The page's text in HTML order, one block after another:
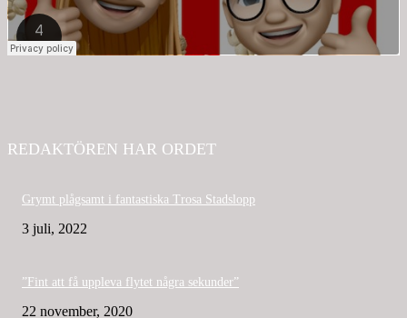
REDAKTÖREN HAR ORDET
Grymt plågsamt i fantastiska Trosa Stadslopp
3 juli, 2022
”Fint att få uppleva flytet några sekunder”
22 november, 2020